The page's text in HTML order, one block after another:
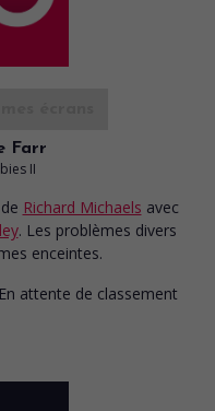
Farr
II
de Richard Michaels avec
. Les problèmes divers
enceintes.